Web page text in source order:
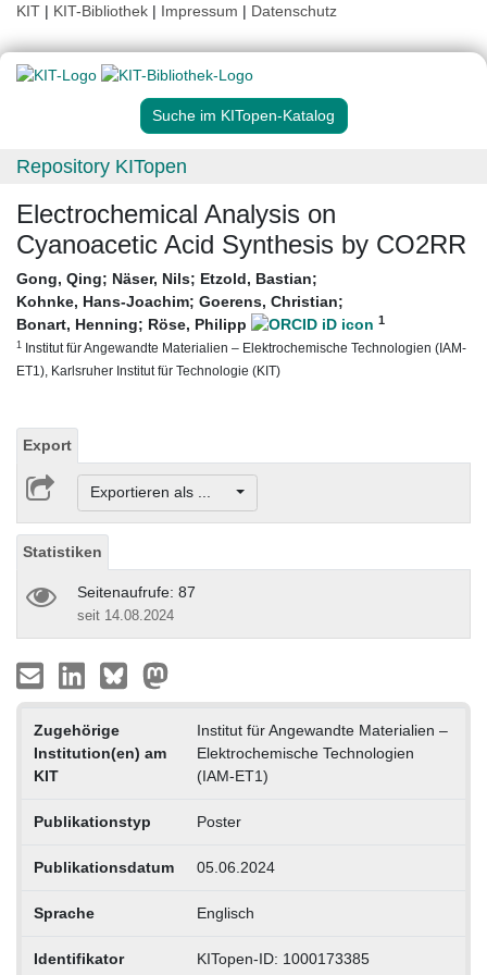
KIT | KIT-Bibliothek | Impressum | Datenschutz
Suche im KITopen-Katalog
Repository KITopen
Electrochemical Analysis on
Cyanoacetic Acid Synthesis by CO2RR
Gong, Qing; Näser, Nils; Etzold, Bastian;
Kohnke, Hans-Joachim; Goerens, Christian;
Bonart, Henning; Röse, Philipp 1
1 Institut für Angewandte Materialien – Elektrochemische Technologien (IAM-
ET1), Karlsruher Institut für Technologie (KIT)
Export
Exportieren als ...
Statistiken
Seitenaufrufe: 87
seit 14.08.2024
Zugehörige
Institution(en) am
KIT
Institut für Angewandte Materialien –
Elektrochemische Technologien
(IAM-ET1)
Publikationstyp Poster
Publikationsdatum 05.06.2024
Sprache Englisch
Identifikator KITopen-ID: 1000173385